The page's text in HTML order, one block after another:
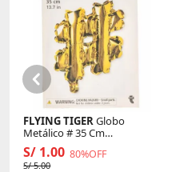
Sin
Este producto aún
Sé el primero en
FLYING TIGERGlobo
Metálico # 35 Cm
P/Cumpleaños 3005873
S/ 1.00 80%OFF
S/ 5.00